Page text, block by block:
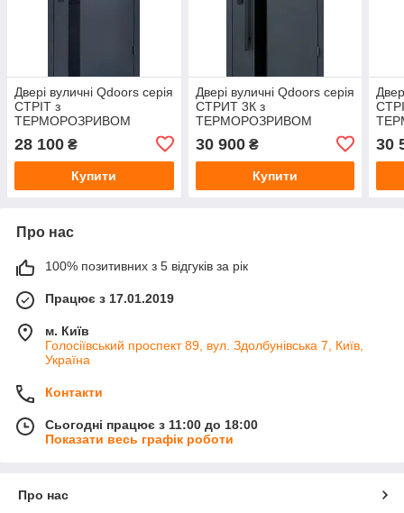
Двері вуличні Qdoors серія
СТРІТ з
ТЕРМОРОЗРИВОМ
28 100 ₴
Купити
Двері вуличні Qdoors серія
СТРИТ 3К з
ТЕРМОРОЗРИВОМ
30 900₴
Купити
30
Про нас
100% позитивних з 5 відгуків за рік
Працює з 17.01.2019
м. Київ
Голосіївський проспект 89, вул. Здолбунівська 7, Київ,
Україна
Контакти
Сьогодні працює з 11:00 до 18:00
Показати весь графік роботи
Про нас